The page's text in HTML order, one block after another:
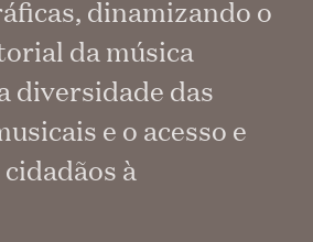
dinamizando o
da música
diversidade das
e o acesso e
à